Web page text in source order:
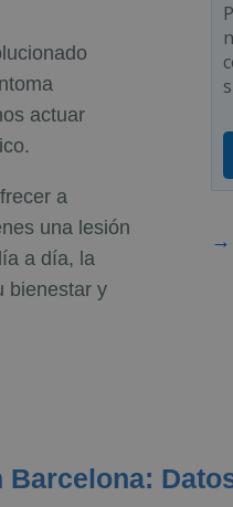
actuar
a
una lesión
a día, la
bienestar y
→